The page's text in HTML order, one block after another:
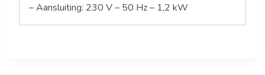
– Aansluiting: 230 V – 50 Hz – 1,2 kW